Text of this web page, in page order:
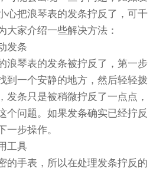
心把浪琴表的发条拧反了，可千
大家介绍一些解决方法：
发条
琴表的发条被拧反了，第一步
到一个安静的地方，然后轻轻拨
发条只是被稍微拧反了一点点，
个问题。如果发条确实已经拧反
一步操作。
工具
手表，所以在处理发条拧反的